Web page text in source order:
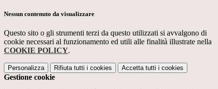
Nessun contenuto da visualizzare
Questo sito o gli strumenti terzi da questo utilizzati si avvalgono di
cookie necessari al funzionamento ed utili alle finalità illustrate nella
COOKIE POLICY.
Personalizza Rifiuta tutti i cookies Accetta tutti i cookies
Gestione cookie